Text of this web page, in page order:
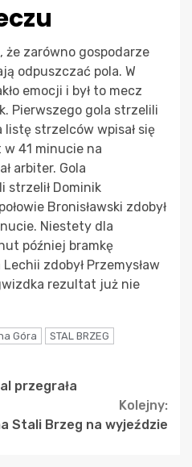
że zarówno gospodarze
odpuszczać pola. W
emocji i był to mecz
Pierwszego gola strzelili
strzelców wpisał się
w 41 minucie na
arbiter. Gola
strzelił Dominik
Bronisławski zdobył
Niestety dla
później bramkę
zdobył Przemysław
rezultat już nie
Góra STAL BRZEG
przegrała
Kolejny:
Stali Brzeg na wyjeździe